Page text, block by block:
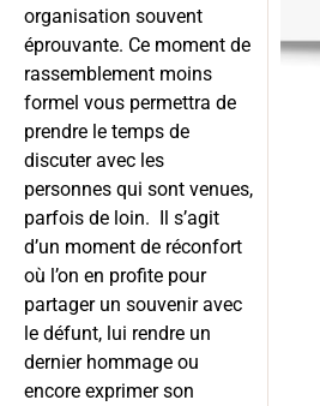
organisation souvent
éprouvante. Ce moment de
rassemblement moins
formel vous permettra de
prendre le temps de
discuter avec les
personnes qui sont venues,
parfois de loin. Il s’agit
d’un moment de réconfort
où l’on en profite pour
partager un souvenir avec
le défunt, lui rendre un
dernier hommage ou
encore exprimer son